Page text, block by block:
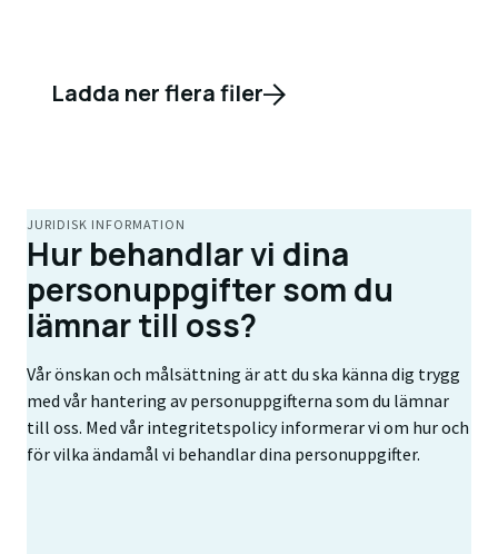
Ladda ner flera filer
JURIDISK INFORMATION
Hur behandlar vi dina
personuppgifter som du
lämnar till oss?
Vår önskan och målsättning är att du ska känna dig trygg
med vår hantering av personuppgifterna som du lämnar
till oss. Med vår integritetspolicy informerar vi om hur och
för vilka ändamål vi behandlar dina personuppgifter.